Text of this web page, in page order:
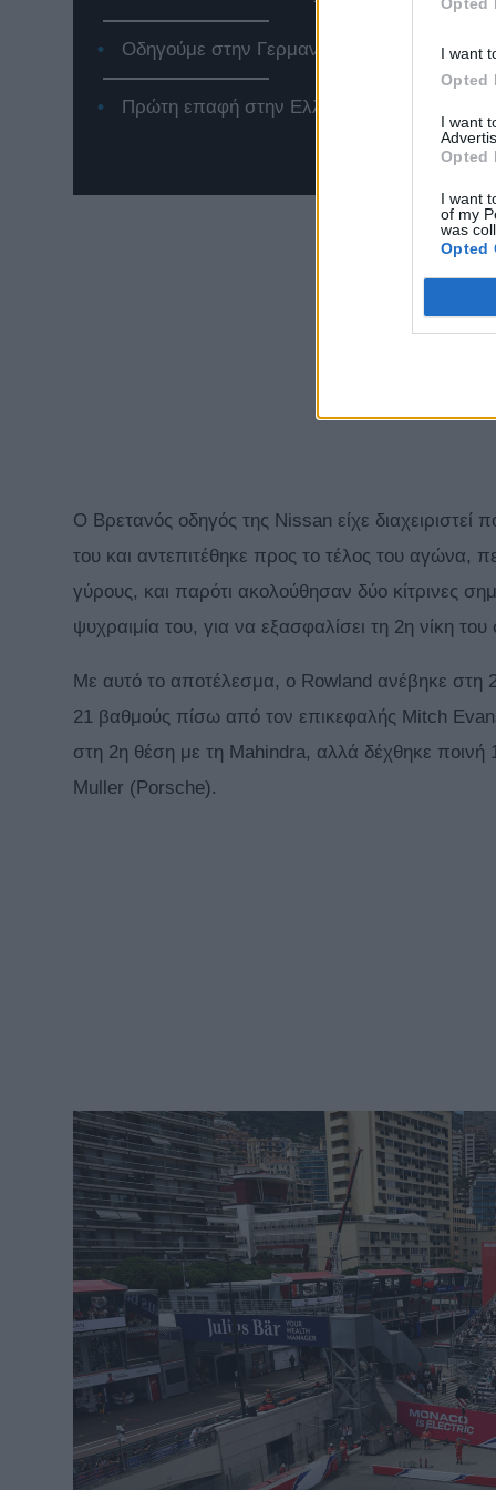
I want
Opted
I want
Opted
I want
of my
was
Opted
Οδηγούμε στην Γερμανία το Jeep Compass
Πρώτη επαφή στην Ελλάδα με το νέο
Ο Βρετανός οδηγός της Nissan είχε διαχειριστεί
του και αντεπιτέθηκε προς το τέλος του αγώνα,
γύρους, και παρότι ακολούθησαν δύο κίτρινες
ψυχραιμία του, για να εξασφαλίσει τη 2η νίκη
Με αυτό το αποτέλεσμα, ο Rowland ανέβηκε στη
21 βαθμούς πίσω από τον επικεφαλής Mitch
στη 2η θέση με τη Mahindra, αλλά δέχθηκε
Muller (Porsche).